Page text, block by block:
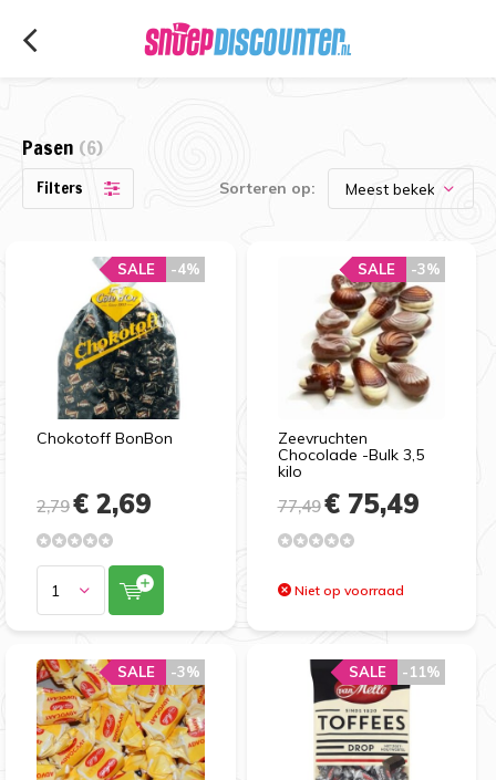
Pasen (6)
Filters Sorteren op:
Chokotoff BonBon
2,79€ 2,69
-4%
SALE -4%
SALE
Zeevruchten
Chocolade -Bulk 3,5
kilo
77,49€ 75,49
-3%
SALE
Niet op voorraad
-3%
SALE
-3%
SALE -3%
SALE -11%
SALE -11%
SALE